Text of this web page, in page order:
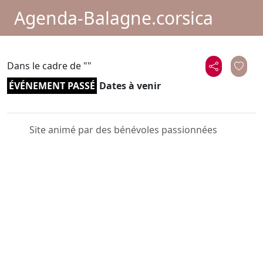
Agenda-Balagne.corsica
Dans le cadre de ""
ÉVÉNEMENT PASSÉ Dates à venir
Site animé par des bénévoles passionnées